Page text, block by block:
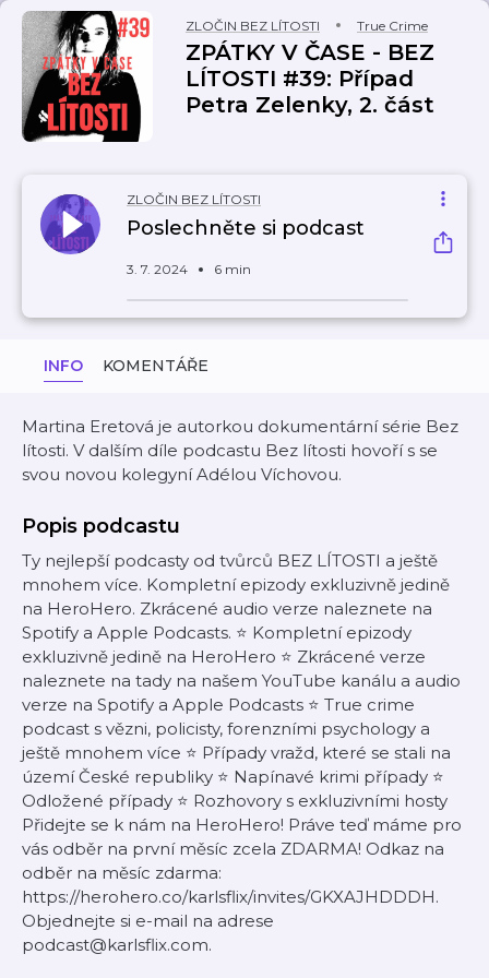
ZLOČIN BEZ LÍTOSTI True Crime
ZPÁTKY V ČASE - BEZ
LÍTOSTI #39: Případ
Petra Zelenky, 2. část
ZLOČIN BEZ LÍTOSTI
Poslechněte si podcast
3. 7. 2024 6 min
INFO KOMENTÁŘE
Martina Eretová je autorkou dokumentární série Bez
lítosti. V dalším díle podcastu Bez lítosti hovoří s se
svou novou kolegyní Adélou Víchovou.
Popis podcastu
Ty nejlepší podcasty od tvůrců BEZ LÍTOSTI a ještě
mnohem více. Kompletní epizody exkluzivně jedině
na HeroHero. Zkrácené audio verze naleznete na
Spotify a Apple Podcasts. ⭐️ Kompletní epizody
exkluzivně jedině na HeroHero ⭐️ Zkrácené verze
naleznete na tady na našem YouTube kanálu a audio
verze na Spotify a Apple Podcasts ⭐️ True crime
podcast s vězni, policisty, forenzními psychology a
ještě mnohem více ⭐️ Případy vražd, které se stali na
území České republiky ⭐️ Napínavé krimi případy ⭐️
Odložené případy ⭐️ Rozhovory s exkluzivními hosty
Přidejte se k nám na HeroHero! Práve teď máme pro
vás odběr na první měsíc zcela ZDARMA! Odkaz na
odběr na měsíc zdarma:
https://herohero.co/karlsflix/invites/GKXAJHDDDH.
Objednejte si e-mail na adrese
podcast@karlsflix.com.